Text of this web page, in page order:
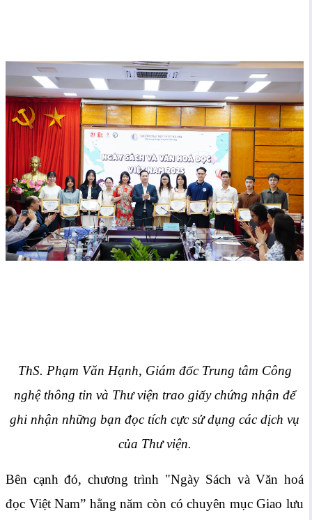
ThS. Phạm Văn Hạnh, Giám đốc Trung tâm Công
nghệ thông tin và Thư viện trao giấy chứng nhận để
ghi nhận những bạn đọc tích cực sử dụng các dịch vụ
của Thư viện.
Bên cạnh đó, chương trình "Ngày Sách và Văn hoá
đọc Việt Nam” hằng năm còn có chuyên mục Giao lưu